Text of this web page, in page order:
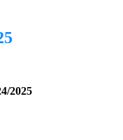
2025